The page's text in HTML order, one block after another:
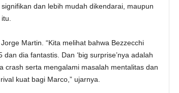
dan lebih mudah dikendarai, maupun
Martin. “Kita melihat bahwa Bezzecchi
dia fantastis. Dan ‘big surprise’nya adalah
crash serta mengalami masalah mentalitas dan
kuat bagi Marco,” ujarnya.